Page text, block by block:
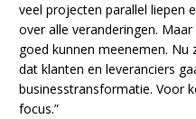
veel projecten parallel liepen
over alle veranderingen.
goed kunnen meenemen.
dat klanten en leveranciers
businesstransformatie. Voor
focus.”